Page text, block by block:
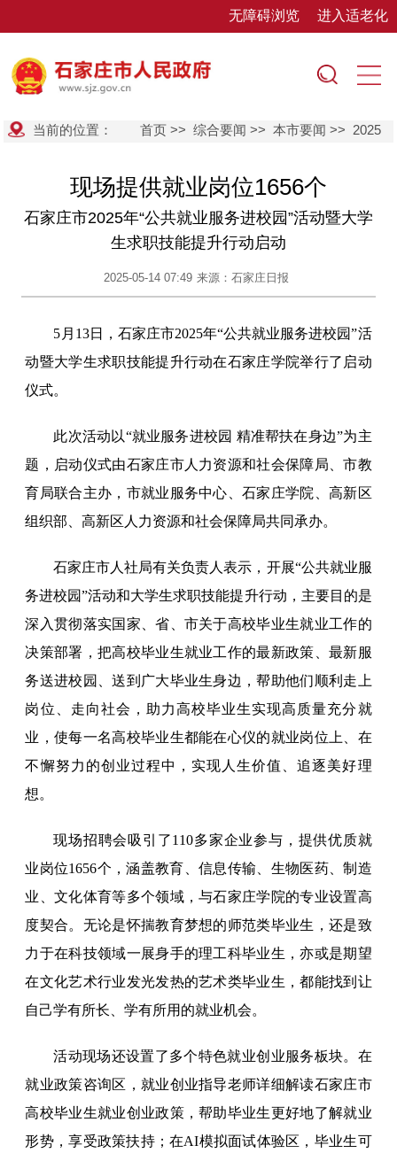
无障碍浏览 进入适老化
当前的位置： 首页 >>综合要闻 >>本市要闻 >> 2025
现场提供就业岗位1656个
石家庄市2025年“公共就业服务进校园”活动暨大学
生求职技能提升行动启动
2025-05-14 07:49 来源：石家庄日报
5月13日，石家庄市2025年“公共就业服务进校园”活
动暨大学生求职技能提升行动在石家庄学院举行了启动
仪式。
此次活动以“就业服务进校园 精准帮扶在身边”为主
题，启动仪式由石家庄市人力资源和社会保障局、市教
育局联合主办，市就业服务中心、石家庄学院、高新区
组织部、高新区人力资源和社会保障局共同承办。
石家庄市人社局有关负责人表示，开展“公共就业服
务进校园”活动和大学生求职技能提升行动，主要目的是
深入贯彻落实国家、省、市关于高校毕业生就业工作的
决策部署，把高校毕业生就业工作的最新政策、最新服
务送进校园、送到广大毕业生身边，帮助他们顺利走上
岗位、走向社会，助力高校毕业生实现高质量充分就
业，使每一名高校毕业生都能在心仪的就业岗位上、在
不懈努力的创业过程中，实现人生价值、追逐美好理
想。
现场招聘会吸引了110多家企业参与，提供优质就
业岗位1656个，涵盖教育、信息传输、生物医药、制造
业、文化体育等多个领域，与石家庄学院的专业设置高
度契合。无论是怀揣教育梦想的师范类毕业生，还是致
力于在科技领域一展身手的理工科毕业生，亦或是期望
在文化艺术行业发光发热的艺术类毕业生，都能找到让
自己学有所长、学有所用的就业机会。
活动现场还设置了多个特色就业创业服务板块。在
就业政策咨询区，就业创业指导老师详细解读石家庄市
高校毕业生就业创业政策，帮助毕业生更好地了解就业
形势，享受政策扶持；在AI模拟面试体验区，毕业生可